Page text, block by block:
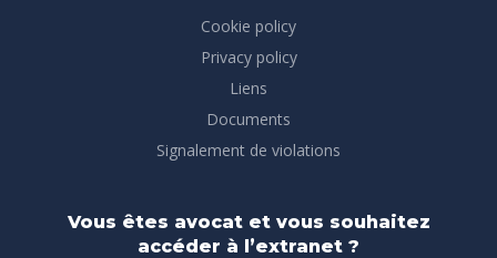
Cookie policy
Privacy policy
Liens
Documents
Signalement de violations
Vous êtes avocat et vous souhaitez
accéder à l’extranet ?